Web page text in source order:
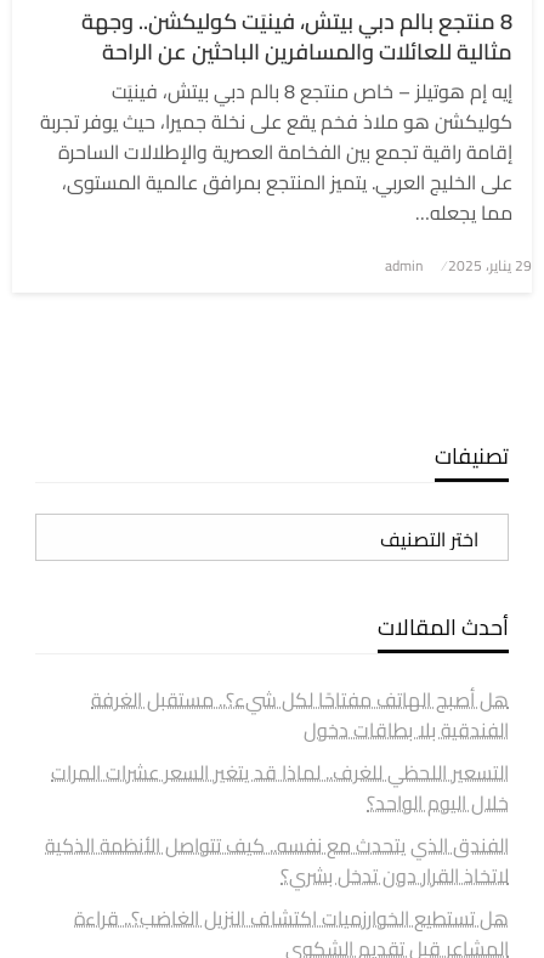
8 منتجع بالم دبي بيتش، فينيَت كوليكشن.. وجهة
مثالية للعائلات والمسافرين الباحثين عن الراحة
إيه إم هوتيلز – خاص منتجع 8 بالم دبي بيتش، فينيَت
كوليكشن هو ملاذ فخم يقع على نخلة جميرا، حيث يوفر تجربة
إقامة راقية تجمع بين الفخامة العصرية والإطلالات الساحرة
على الخليج العربي. يتميز المنتجع بمرافق عالمية المستوى،
مما يجعله…
نُشر
29 يناير، 2025 admin
تصنيفات
تصنيفات
أحدث المقالات
هل أصبح الهاتف مفتاحًا لكل شيء؟.. مستقبل الغرفة
الفندقية بلا بطاقات دخول
التسعير اللحظي للغرف.. لماذا قد يتغير السعر عشرات المرات
خلال اليوم الواحد؟
الفندق الذي يتحدث مع نفسه.. كيف تتواصل الأنظمة الذكية
لاتخاذ القرار دون تدخل بشري؟
هل تستطيع الخوارزميات اكتشاف النزيل الغاضب؟.. قراءة
المشاعر قبل تقديم الشكوى